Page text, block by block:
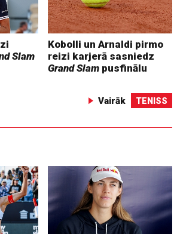
Slam
Kobolli un Arnaldi pirmo
reizi karjerā sasniedz
Grand Slam pusfinālu
Vairāk TENISS